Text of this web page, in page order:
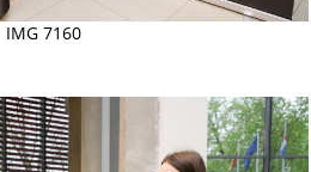
IMG 7160